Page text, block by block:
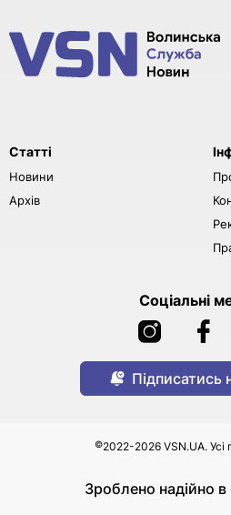
Статті
Новини
Архів
Соціальні
Підписатись
©2022-2026 VSN.UA. Усі
Зроблено надійно в